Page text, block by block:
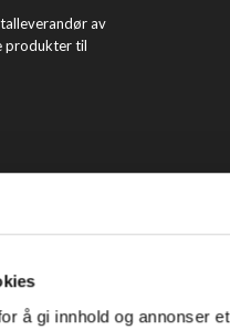
å gi innhold og annonser
av
produkter til